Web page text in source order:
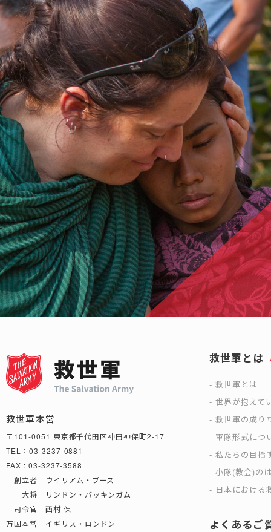
救世軍本営
〒101-0051 東京都千代田区神田神保町2-17
TEL：03-3237-0881
FAX : 03-3237-3588
創立者 ウイリアム・ブース
大将 リンドン・バッキンガム
司令官 西村 保
万国本営 イギリス・ロンドン
救世軍とは
救世軍とは
世界が抱えて
救世軍の成り
軍隊形式につ
私たちの目指
小隊(教会)の
日本における
よくあるご